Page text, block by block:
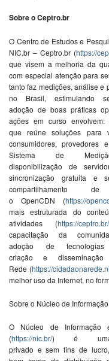
Sobreo Ceptro.br
O Centro de Estudose Pe
NIC.br – Ceptro.br (https://ce
que visema melhoria da
com especial atenção para se
tanto faz medições, análise e
no Brasil, estimulando s
adoçãode boas práticas op
ações emcurso envolvem:
que reúne soluções para
consumidores, provedores e
Sistema de Me
disponibilização de se
sincronização gratuita e s
compartilhamentode
o OpenCDN (https://ope
maisestruturada do conte
atividades (https://ce
capacitaçãoda comuni
adoção de te
criaçãoe dissem
Rede (https://cidadaonarede
melhor uso da Internet, no
Sobre o Núcleo de Informação
O Núcleo de Informação
(https://nic.br/) é
privado e sem fins de